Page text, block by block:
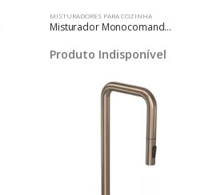
MISTURADORES PARA COZINHA
Misturador Monocomando De Mesa Para Cozinha
Produto Indisponível